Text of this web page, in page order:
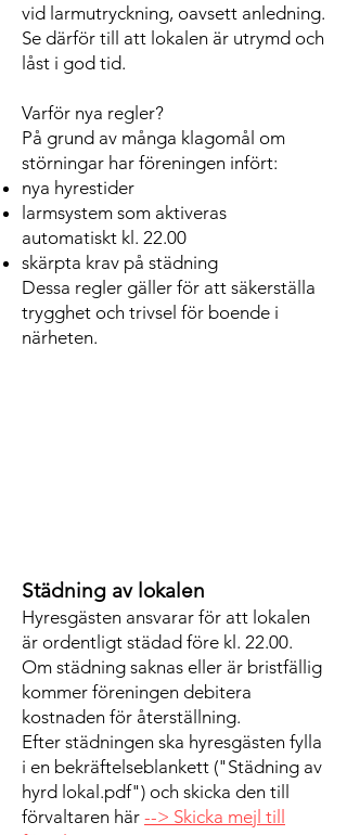
vid larmutryckning, oavsett anledning.
Se därför till att lokalen är utrymd och
låst i god tid.
Varför nya regler?
På grund av många klagomål om
störningar har föreningen infört:
nya hyrestider
larmsystem som aktiveras
automatiskt kl. 22.00
skärpta krav på städning
Dessa regler gäller för att säkerställa
trygghet och trivsel för boende i
närheten.
Städning av lokalen
Hyresgästen ansvarar för att lokalen
är ordentligt städad före kl. 22.00.
Om städning saknas eller är bristfällig
kommer föreningen debitera
kostnaden för återställning.
Efter städningen ska hyresgästen fylla
i en bekräftelseblankett ("Städning av
hyrd lokal.pdf") och skicka den till
förvaltaren här --> Skicka mejl till